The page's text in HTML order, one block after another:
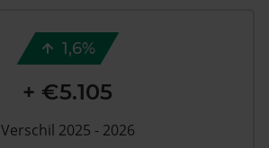
1,6%
+ €5.105
Verschil 2025 - 2026